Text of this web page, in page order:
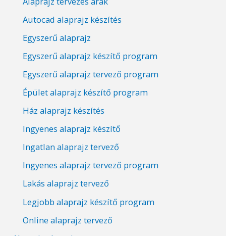
Autocad alaprajz készítés
Egyszerű alaprajz
Egyszerű alaprajz készítő program
Egyszerű alaprajz tervező program
Épület alaprajz készítő program
Ház alaprajz készítés
Ingyenes alaprajz készítő
Ingatlan alaprajz tervező
Ingyenes alaprajz tervező program
Lakás alaprajz tervező
Legjobb alaprajz készítő program
Online alaprajz tervező